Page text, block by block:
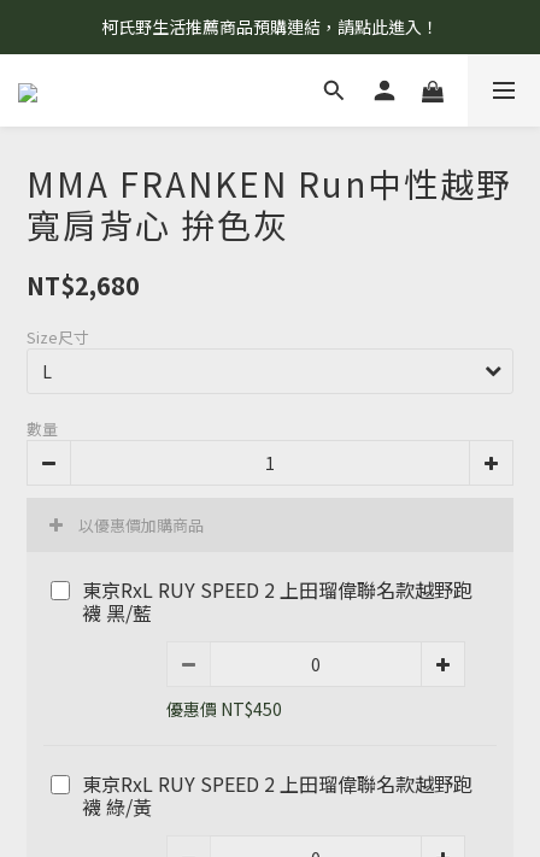
8/7 當天暫停開放工作室。請見諒！
柯氏野生活推薦商品預購連結，請點此進入！
8/7 當天暫停開放工作室。請見諒！
MMA FRANKEN Run中性越野
寬肩背心 拚色灰
NT$2,680
Size尺寸
數量
以優惠價加購商品
東京RxL RUY SPEED 2 上田瑠偉聯名款越野跑
襪 黑/藍
優惠價 NT$450
東京RxL RUY SPEED 2 上田瑠偉聯名款越野跑
襪 綠/黃